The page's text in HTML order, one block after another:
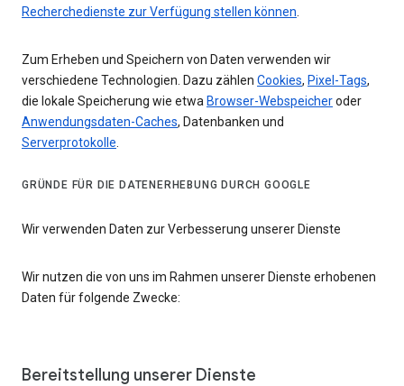
Recherchedienste zur Verfügung stellen können.
Zum Erheben und Speichern von Daten verwenden wir
verschiedene Technologien. Dazu zählen Cookies, Pixel-Tags,
die lokale Speicherung wie etwa Browser-Webspeicheroder
Anwendungsdaten-Caches, Datenbanken und
Serverprotokolle.
GRÜNDE FÜR DIE DATENERHEBUNG DURCH GOOGLE
Wir verwenden Daten zur Verbesserung unserer Dienste
Wir nutzen die von uns im Rahmen unserer Dienste erhobenen
Daten für folgende Zwecke:
Bereitstellung unserer Dienste